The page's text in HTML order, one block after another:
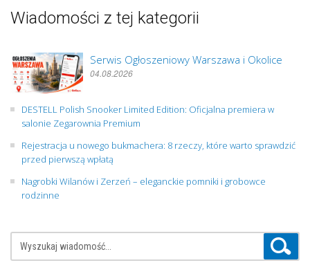
Wiadomości z tej kategorii
Serwis Ogłoszeniowy Warszawa i Okolice
04.08.2026
DESTELL Polish Snooker Limited Edition: Oficjalna premiera w
salonie Zegarownia Premium
Rejestracja u nowego bukmachera: 8 rzeczy, które warto sprawdzić
przed pierwszą wpłatą
Nagrobki Wilanów i Zerzeń – eleganckie pomniki i grobowce
rodzinne